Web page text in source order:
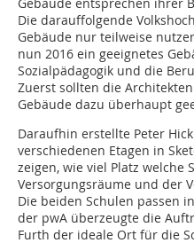
Gebäude entsprechen ihrer
Die darauffolgende
Gebäude nur teilweise
nun 2016 ein geeignetes
Sozialpädagogik und die
Zuerst sollten die
Gebäude dazu überhaupt
Daraufhin erstellte Peter
verschiedenen Etagen in
zeigen, wie viel Platz welche
Versorgungsräume und der
Die beiden Schulen passen
der pwA überzeugte die
Furth der ideale Ort für die